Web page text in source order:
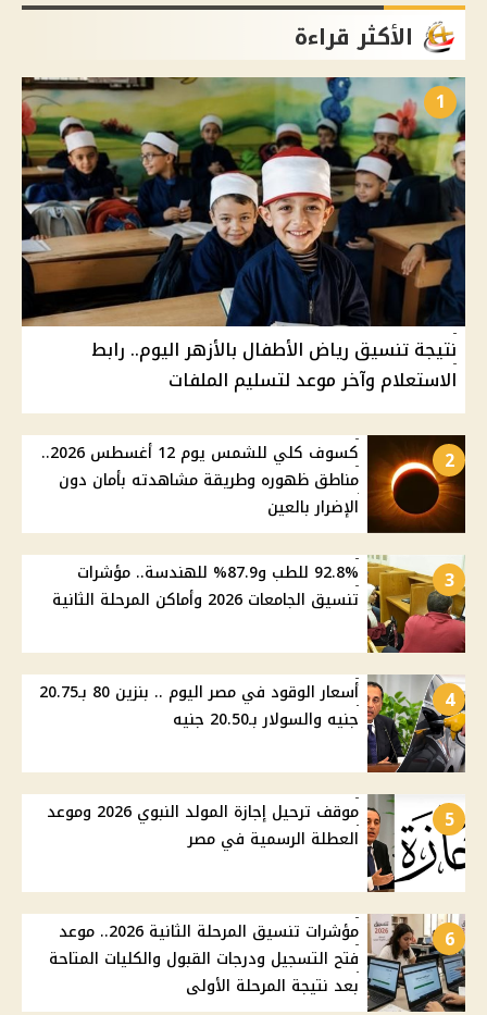
الأكثر قراءة
1
نتيجة تنسيق رياض الأطفال بالأزهر اليوم.. رابط
الاستعلام وآخر موعد لتسليم الملفات
2
كسوف كلي للشمس يوم 12 أغسطس 2026..
مناطق ظهوره وطريقة مشاهدته بأمان دون
الإضرار بالعين
3
92.8% للطب و87.9% للهندسة.. مؤشرات
تنسيق الجامعات 2026 وأماكن المرحلة الثانية
4
أسعار الوقود في مصر اليوم .. بنزين 80 بـ20.75
جنيه والسولار بـ20.50 جنيه
5
موقف ترحيل إجازة المولد النبوي 2026 وموعد
العطلة الرسمية في مصر
6
مؤشرات تنسيق المرحلة الثانية 2026.. موعد
فتح التسجيل ودرجات القبول والكليات المتاحة
بعد نتيجة المرحلة الأولى